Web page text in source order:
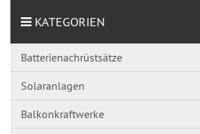
KATEGORIEN
Batterienachrüstsätze
Solaranlagen
Balkonkraftwerke